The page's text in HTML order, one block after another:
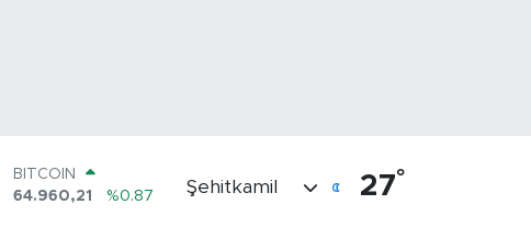
DOLAR
47,7436
%0.18
Şehitkamil 27°